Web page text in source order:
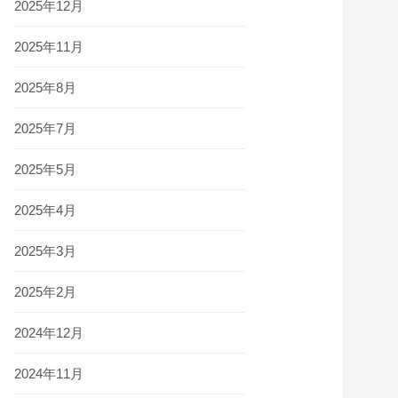
2025年12月
2025年11月
2025年8月
2025年7月
2025年5月
2025年4月
2025年3月
2025年2月
2024年12月
2024年11月